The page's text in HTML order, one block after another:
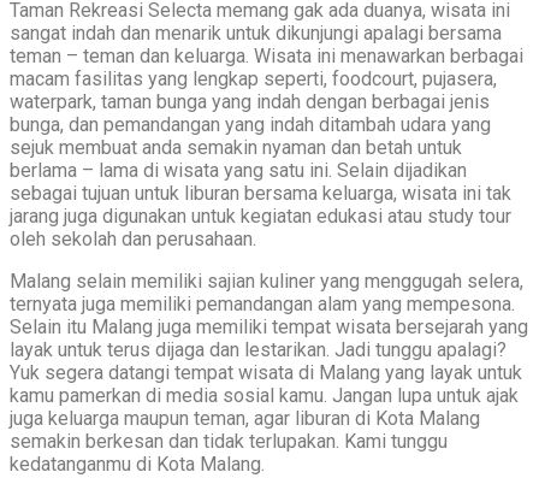
Taman Rekreasi Selecta memang gak ada duanya, wisata ini
sangat indah dan menarik untuk dikunjungi apalagi bersama
teman – teman dan keluarga. Wisata ini menawarkan berbagai
macam fasilitas yang lengkap seperti, foodcourt, pujasera,
waterpark, taman bunga yang indah dengan berbagai jenis
bunga, dan pemandangan yang indah ditambah udara yang
sejuk membuat anda semakin nyaman dan betah untuk
berlama – lama di wisata yang satu ini. Selain dijadikan
sebagai tujuan untuk liburan bersama keluarga, wisata ini tak
jarang juga digunakan untuk kegiatan edukasi atau study tour
oleh sekolah dan perusahaan.
Malang selain memiliki sajian kuliner yang menggugah selera,
ternyata juga memiliki pemandangan alam yang mempesona.
Selain itu Malang juga memiliki tempat wisata bersejarah yang
layak untuk terus dijaga dan lestarikan. Jadi tunggu apalagi?
Yuk segera datangi tempat wisata di Malang yang layak untuk
kamu pamerkan di media sosial kamu. Jangan lupa untuk ajak
juga keluarga maupun teman, agar liburan di Kota Malang
semakin berkesan dan tidak terlupakan. Kami tunggu
kedatanganmu di Kota Malang.